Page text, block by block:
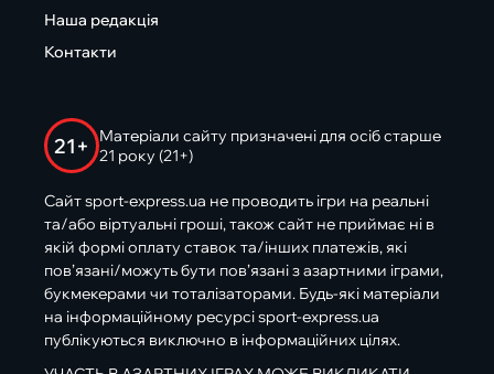
Наша редакція
Контакти
21+
Матеріали сайту призначені для осіб старше
21 року (21+)
Сайт sport-express.ua не проводить ігри на реальні
та/або віртуальні гроші, також сайт не приймає ні в
якій формі оплату ставок та/інших платежів, які
пов’язані/можуть бути пов’язані з азартними іграми,
букмекерами чи тоталізаторами. Будь-які матеріали
на інформаційному ресурсі sport-express.ua
публікуються виключно в інформаційних цілях.